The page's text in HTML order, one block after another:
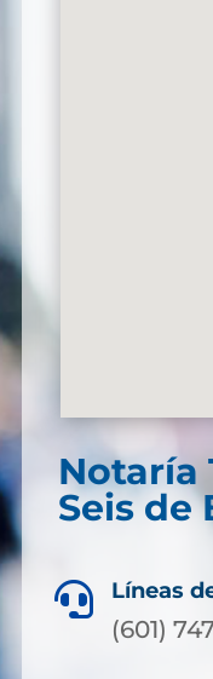
Notaría
Seis de
 Líneas
(601)